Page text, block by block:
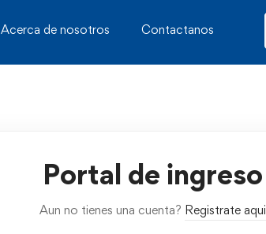
Acerca de nosotros Contactanos
Portal de ingreso
Aun no tienes una cuenta? Registrate aqui